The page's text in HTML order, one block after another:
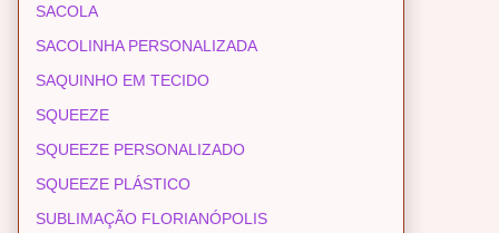
SACOLA
SACOLINHA PERSONALIZADA
SAQUINHO EM TECIDO
SQUEEZE
SQUEEZE PERSONALIZADO
SQUEEZE PLÁSTICO
SUBLIMAÇÃO FLORIANÓPOLIS